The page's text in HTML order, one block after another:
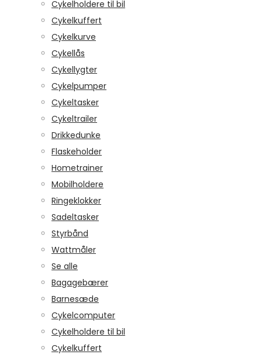
Cykelholdere til bil
Cykelkuffert
Cykelkurve
Cykellås
Cykellygter
Cykelpumper
Cykeltasker
Cykeltrailer
Drikkedunke
Flaskeholder
Hometrainer
Mobilholdere
Ringeklokker
Sadeltasker
Styrbånd
Wattmåler
Se alle
Bagagebærer
Barnesæde
Cykelcomputer
Cykelholdere til bil
Cykelkuffert